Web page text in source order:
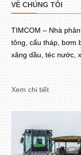
VỀ CHÚNG TÔI
TIMCOM – Nhà
tông, cẩu tháp, bơm
xăng dầu, téc nước,
Xem chi tiết